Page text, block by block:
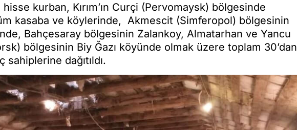
kurban, Kırım’ın Curçi (Pervomaysk) bölgesinde
kasaba ve köylerinde, Akmescit (Simferopol) bölgesinin
Bahçesaray bölgesinin Zalankoy, Almatarhan ve Yancu
bölgesinin Biy Ğazı köyünde olmak üzere toplam 30’dan
dağıtıldı.